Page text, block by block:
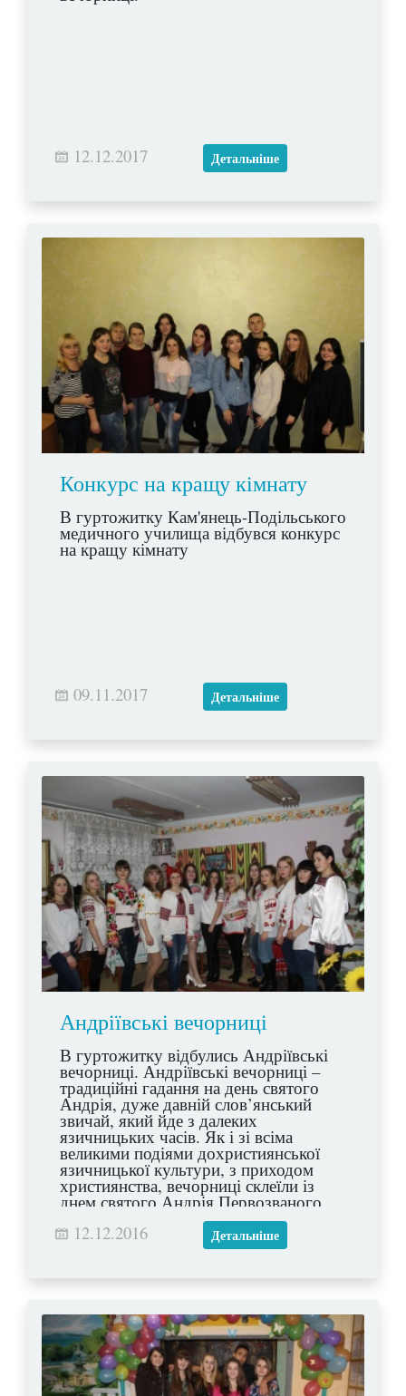
12.12.2017 Детальніше
Конкурс на кращу кімнату
В гуртожитку Кам'янець-Подільського
медичного училища відбувся конкурс
на кращу кімнату
09.11.2017 Детальніше
Андріївські вечорниці
В гуртожитку відбулись Андріївські
вечорниці. Андріївські вечорниці –
традиційні гадання на день святого
Андрія, дуже давній слов’янський
звичай, який йде з далеких
язичницьких часів. Як і зі всіма
великими подіями дохристиянської
язичницької культури, з приходом
християнства, вечорниці склеїли із
днем святого Андрія Первозваного,
одного з дванадцяти апостолів
Христа.
12.12.2016 Детальніше